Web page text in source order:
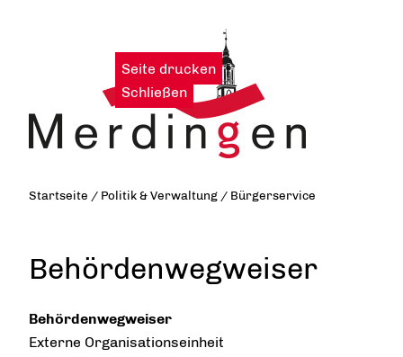
Seite drucken |
Schließen
Startseite / Politik & Verwaltung / Bürgerservice
Behördenwegweiser
Behördenwegweiser
Externe Organisationseinheit